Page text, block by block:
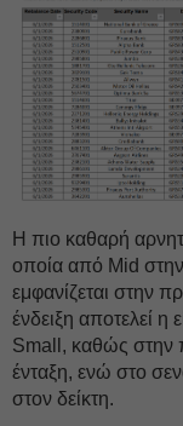
Η πιο καθαρή
οποία από Mid
εμφανίζεται στην
ένδειξη αποτελεί η
Small, καθώς στην
ένταξη, ενώ στο
στον δείκτη.